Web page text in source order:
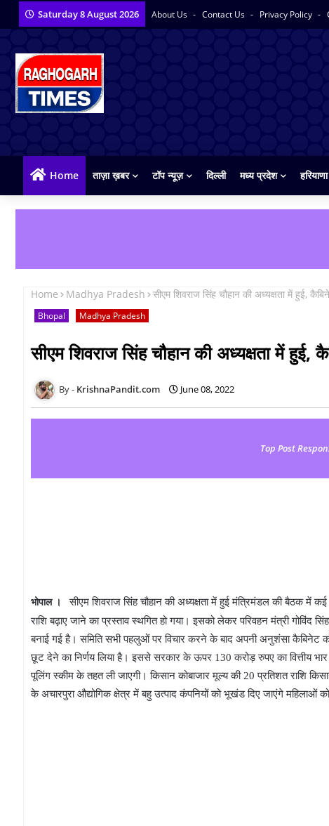
Saturday 8 August 2026 About Us Contact Us Privacy Policy
Home ताज़ा ख़बर टॉप न्यूज़ दिल्ली मध्य प्रदेश हरियाणा
Home Madhya Pradesh सीएम शिवराज सिंह चौहान की अध्यक्षता में हुई,
Bhopal Madhya Pradesh
सीएम शिवराज सिंह चौहान की अध्यक्षता में हुई,
KrishnaPandit.com June 08, 2022
Top Post
भोपाल ।सीएम शिवराज सिंह चौहान की अध्यक्षता में हुई मंत्रिमंडल की बैठक में
राशि बढ़ाए जाने का प्रस्ताव स्थगित हो गया। इसको लेकर परिवहन मंत्री गोविंद
बनाई गई है। समिति सभी पहलुओं पर विचार करने के बाद अपनी अनुशंसा कैबिनेट को
छूट देने का निर्णय लिया है। इससे सरकार के ऊपर 130 करोड़ रुपए का वित्तीय
पूलिंग स्कीम के तहत ली जाएगी। किसान कोबाजार मूल्य की 20 प्रतिशत राशि
के अचारपुरा औद्योगिक क्षेत्र में बहु उत्पाद कंपनियों को भूखंड दिए जाएंगे महिलाओं